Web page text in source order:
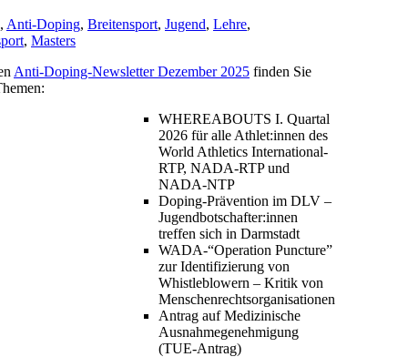
, Anti-Doping, Breitensport, Jugend, Lehre,
, Masters
Anti-Doping-Newsletter Dezember 2025 finden Sie
WHEREABOUTS I. Quartal
2026 für alle Athlet:innen des
World Athletics International-
RTP, NADA-RTP und
NADA-NTP
Doping-Prävention im DLV –
Jugendbotschafter:innen
treffen sich in Darmstadt
WADA-“Operation Puncture”
zur Identifizierung von
Whistleblowern – Kritik von
Menschenrechtsorganisationen
Antrag auf Medizinische
Ausnahmegenehmigung
(TUE-Antrag)